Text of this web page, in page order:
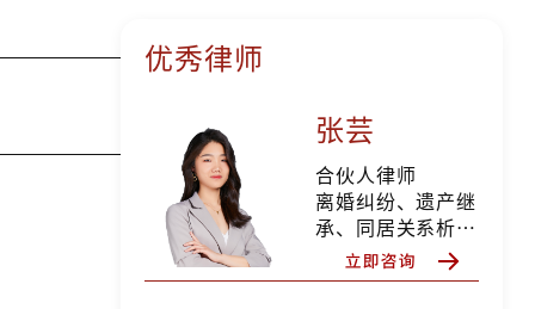
优秀律师
张芸
合伙人律师
离婚纠纷、遗产继
承、同居关系析产
纠纷、分家析产纠
纷、所有权确认纠